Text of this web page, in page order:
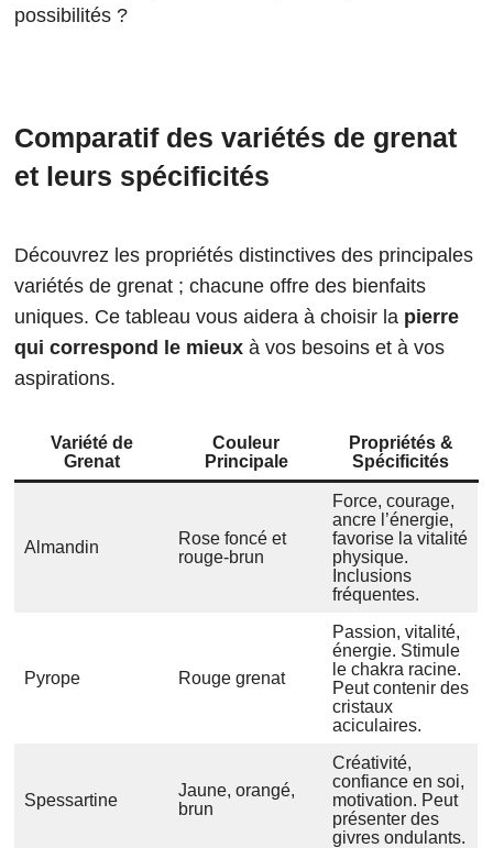
possibilités ?
Comparatif des variétés de grenat
et leurs spécificités
Découvrez les propriétés distinctives des principales
variétés de grenat ; chacune offre des bienfaits
uniques. Ce tableau vous aidera à choisir la pierre
qui correspond le mieux à vos besoins et à vos
aspirations.
Variété de
Grenat
Couleur
Principale
Propriétés &
Spécificités
Almandin
Rose foncé et
rouge-brun
Force, courage,
ancre l’énergie,
favorise la vitalité
physique.
Inclusions
fréquentes.
Pyrope Rouge grenat
Passion, vitalité,
énergie. Stimule
le chakra racine.
Peut contenir des
cristaux
aciculaires.
Spessartine
Jaune, orangé,
brun
Créativité,
confiance en soi,
motivation. Peut
présenter des
givres ondulants.